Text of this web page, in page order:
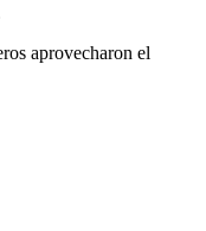
aprovecharon el